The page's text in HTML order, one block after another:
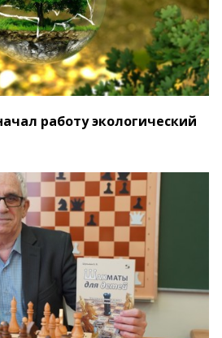
работу экологический